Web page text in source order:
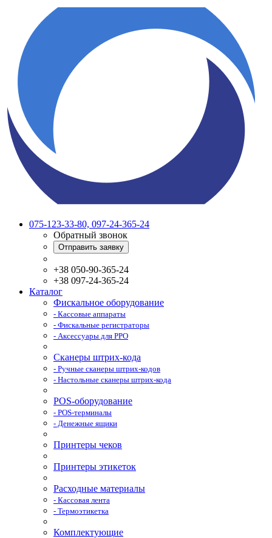
075-123-33-80, 097-24-365-24
Обратный звонок
Отправить заявку
+38 050-90-365-24
+38 097-24-365-24
Каталог
Фискальное оборудование
- Кассовые аппараты
- Фискальные регистраторы
- Аксессуары для РРО
Сканеры штрих-кода
- Ручные сканеры штрих-кодов
- Настольные сканеры штрих-кода
POS-оборудование
- POS-терминалы
- Денежные ящики
Принтеры чеков
Принтеры этикеток
Расходные материалы
- Кассовая лента
- Термоэтикетка
Комплектующие